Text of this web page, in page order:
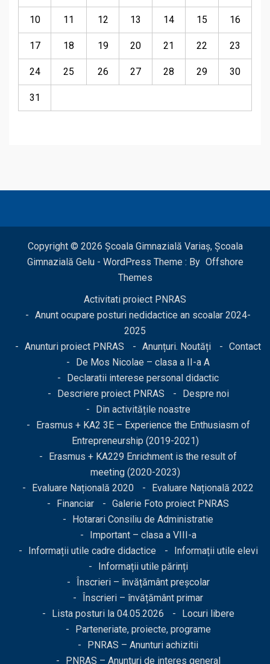
10 11 12 13 14 15 16
17 18 19 20 21 22 23
24 25 26 27 28 29 30
31
Copyright © 2026 Școala Gimnazială Variaș, Școala
Gimnazială Gelu - WordPress Theme : By Offshore
Themes
Activitati proiect PNRAS
Anunt ocupare posturi nedidactice an scoalar 2024-
2025
Anunturi proiect PNRAS
Anunțuri. Noutăți
Contact
De Mos Nicolae – clasa a II-a A
Declaratii interese personal didactic
Descriere proiect PNRAS
Despre noi
Din activitățile noastre
Erasmus + KA2 3E – Experience the Enthusiasm of
Entrepreneurship (2019-2021)
Erasmus + KA229 Enrichment is the result of
meeting (2020-2023)
Evaluare Națională 2020
Evaluare Națională 2022
Financiar
Galerie Foto proiect PNRAS
Hotarari Consiliu de Administratie
Important – clasa a VIII-a
Informații utile cadre didactice
Informații utile elevi
Informații utile părinți
Înscrieri – învățământ preșcolar
Înscrieri – învățământ primar
Lista posturi la 04.05.2026
Locuri libere
Parteneriate, proiecte, programe
PNRAS – Anunturi achizitii
PNRAS – Anunturi de interes general